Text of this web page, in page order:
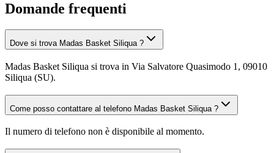
Domande frequenti
Dove si trova Madas Basket Siliqua ?
Madas Basket Siliqua si trova in Via Salvatore Quasimodo 1, 09010
Siliqua (SU).
Come posso contattare al telefono Madas Basket Siliqua ?
Il numero di telefono non è disponibile al momento.